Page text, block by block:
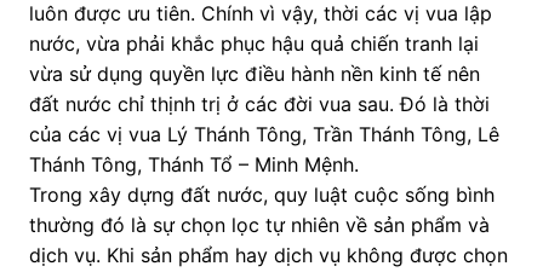
luôn được ưu tiên. Chính vì vậy, thời các vị vua lập
nước, vừa phải khắc phục hậu quả chiến tranh lại
vừa sử dụng quyền lực điều hành nền kinh tế nên
đất nước chỉ thịnh trị ở các đời vua sau. Đó là thời
của các vị vua Lý Thánh Tông, Trần Thánh Tông, Lê
Thánh Tông, Thánh Tổ – Minh Mệnh.
Trong xây dựng đất nước, quy luật cuộc sống bình
thường đó là sự chọn lọc tự nhiên về sản phẩm và
dịch vụ. Khi sản phẩm hay dịch vụ không được chọn